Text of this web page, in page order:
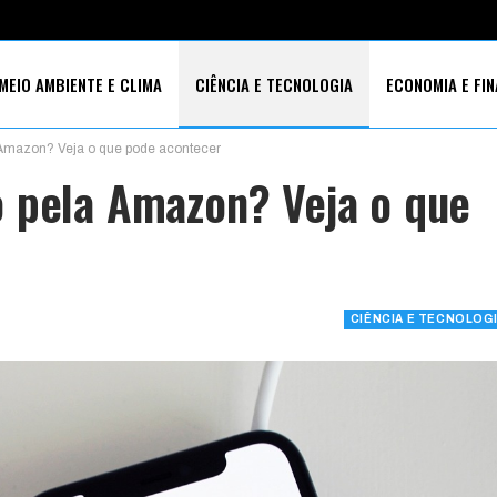
MEIO AMBIENTE E CLIMA CIÊNCIA E TECNOLOGIA ECONOMIA E
Veja o que pode acontecer
Amazon? Veja o que
CIÊNCIA E